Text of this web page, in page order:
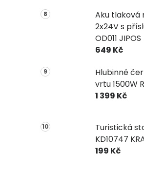
Aku tlaková
2x24V s
OD011 JIPOS
649 Kč
Hlubinné
vrtu 1500W
1 399 Kč
Turistická
KD10747
199 Kč